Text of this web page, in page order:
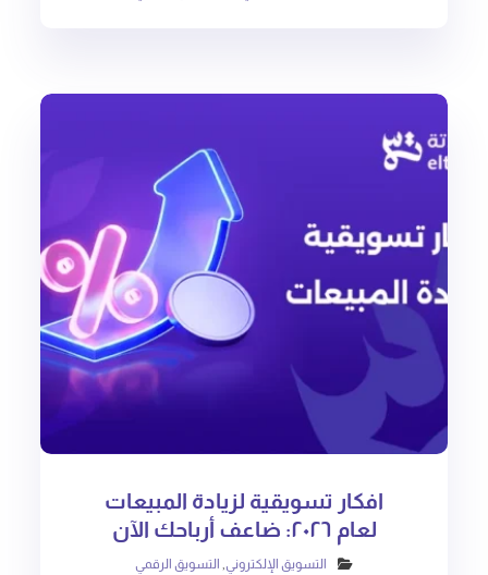
افكار تسويقية لزيادة المبيعات
لعام ٢٠٢٦: ضاعف أرباحك الآن
التسويق الإلكتروني, التسويق الرقمي